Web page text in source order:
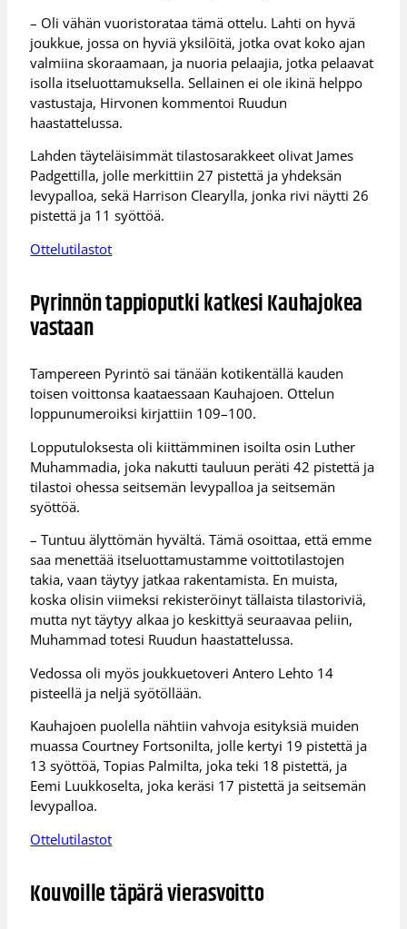
– Oli vähän vuoristorataa tämä ottelu. Lahti on hyvä
joukkue, jossa on hyviä yksilöitä, jotka ovat koko ajan
valmiina skoraamaan, ja nuoria pelaajia, jotka pelaavat
isolla itseluottamuksella. Sellainen ei ole ikinä helppo
vastustaja, Hirvonen kommentoi Ruudun
haastattelussa.
Lahden täyteläisimmät tilastosarakkeet olivat James
Padgettilla, jolle merkittiin 27 pistettä ja yhdeksän
levypalloa, sekä Harrison Clearylla, jonka rivi näytti 26
pistettä ja 11 syöttöä.
Ottelutilastot
Pyrinnön tappioputki katkesi Kauhajokea
vastaan
Tampereen Pyrintö sai tänään kotikentällä kauden
toisen voittonsa kaataessaan Kauhajoen. Ottelun
loppunumeroiksi kirjattiin 109–100.
Lopputuloksesta oli kiittämminen isoilta osin Luther
Muhammadia, joka nakutti tauluun peräti 42 pistettä ja
tilastoi ohessa seitsemän levypalloa ja seitsemän
syöttöä.
– Tuntuu älyttömän hyvältä. Tämä osoittaa, että emme
saa menettää itseluottamustamme voittotilastojen
takia, vaan täytyy jatkaa rakentamista. En muista,
koska olisin viimeksi rekisteröinyt tällaista tilastoriviä,
mutta nyt täytyy alkaa jo keskittyä seuraavaa peliin,
Muhammad totesi Ruudun haastattelussa.
Vedossa oli myös joukkuetoveri Antero Lehto 14
pisteellä ja neljä syötöllään.
Kauhajoen puolella nähtiin vahvoja esityksiä muiden
muassa Courtney Fortsonilta, jolle kertyi 19 pistettä ja
13 syöttöä, Topias Palmilta, joka teki 18 pistettä, ja
Eemi Luukkoselta, joka keräsi 17 pistettä ja seitsemän
levypalloa.
Ottelutilastot
Kouvoille täpärä vierasvoitto